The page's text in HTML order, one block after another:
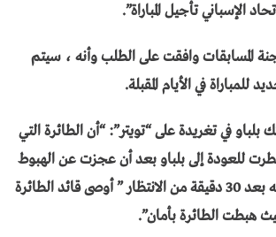
الإسباني تأجيل المباراة”.
المسابقات وافقت على الطلب وأنه ، سيتم
للمباراة في الأيام المقبلة.
في تغريدة على “تويتر”: “أن الطائرة التي
للعودة إلى بلباو بعد أن عجزت عن الهبوط
في مدريد ” ، مبرزة أنه بعد 30 دقيقة من الانتظار ” أوصى قائد الطائرة
هبطت الطائرة بأمان”.